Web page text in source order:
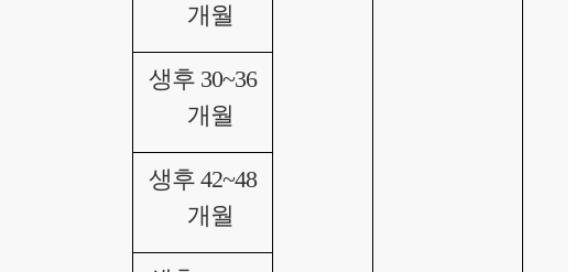
개월
생후 30~36
개월
생후 42~48
개월